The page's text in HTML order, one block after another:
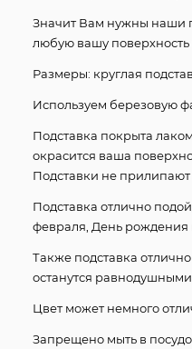
Значит Вам нужны наши
любую вашу поверхность
Размеры: круглая
Используем березовую
Подставка покрыта
окрасится ваша
Подставки не прилипают
Подставка отлично
февраля, День рождения
Также подставка
останутся
Цвет может немного
Запрещено мыть в